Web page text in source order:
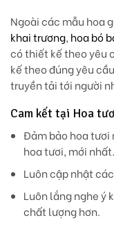
Ngoài các mẫu hoa
khai trương, hoa bó
có thiết kế theo yêu
kế theo đúng yêu
truyền tải tới người
Cam kết tại Hoa
Đảm bảo hoa tươi
hoa tươi, mới nhất.
Luôn cập nhật
Luôn lắng nghe ý
chất lượng hơn.